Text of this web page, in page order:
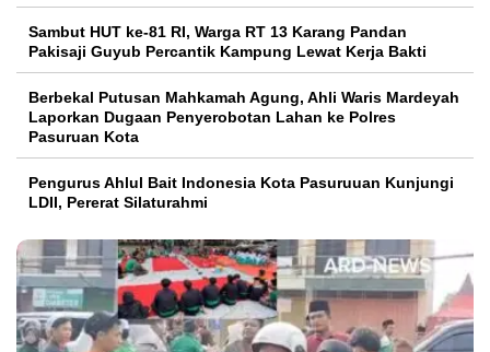
Sambut HUT ke-81 RI, Warga RT 13 Karang Pandan
Pakisaji Guyub Percantik Kampung Lewat Kerja Bakti
Berbekal Putusan Mahkamah Agung, Ahli Waris Mardeyah
Laporkan Dugaan Penyerobotan Lahan ke Polres
Pasuruan Kota
Pengurus Ahlul Bait Indonesia Kota Pasuruuan Kunjungi
LDII, Pererat Silaturahmi